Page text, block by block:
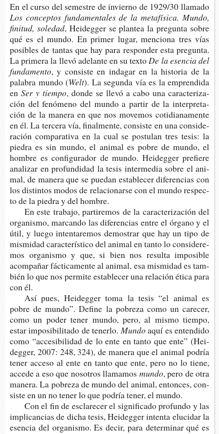
En el curso del semes­tre de invierno de 1929/30 llamado
Los con­cep­tos fun­da­men­ta­les de la meta­fí­si­ca. Mundo,
fini­tud, soledad, Hei­deg­ger se plan­tea la pre­gun­ta sobre
qué es el mundo. En pri­mer lugar, men­cio­na tres vías
posi­bles de tan­tas que hay para res­pon­der esta pre­gun­ta.
La pri­me­ra la llevó ade­lan­te en su textoDe la esen­cia del
fundamento, y con­sis­te en inda­gar en la his­to­ria de la
pala­bra mundo (Welt). La segun­da vía es la empren­di­da
en Ser y tiempo, donde se llevó a cabo una carac­te­ri­za­
ción del fenó­meno del mundo a par­tir de la inter­pre­ta­
ción de la mane­ra en que nos move­mos coti­dia­na­men­te
en él. La ter­ce­ra vía, final­men­te, con­sis­te en una con­si­de­
ra­ción com­pa­ra­ti­va en la cual se pos­tu­lan tres tesis: la
pie­dra es sin mundo, el ani­mal es pobre de mundo, el
hom­bre es con­fi­gu­ra­dor de mundo. Hei­deg­ger pre­fie­re
ana­li­zar en pro­fun­di­dad la tesis inter­me­dia sobre el ani­
mal, de mane­ra que se pue­dan esta­ble­cer dife­ren­cias con
los dis­tin­tos modos de rela­cio­nar­se con el mundo res­pec­
to de la pie­dra y del hombre.
En este tra­ba­jo, par­ti­re­mos de la carac­te­ri­za­ción del
orga­nis­mo, mar­can­do las dife­ren­cias entre el órgano y el
útil, y luego inten­ta­re­mos demos­trar que hay un tipo de
mis­mi­dad carac­te­rís­ti­co del ani­mal en tanto lo con­si­de­re­
mos orga­nis­mo y que, si bien nos resul­ta impo­si­ble
acom­pa­ñar fác­ti­ca­men­te al ani­mal, esa mis­mi­dad es tam­
bién lo que nos per­mi­te esta­ble­cer una rela­ción ética para
con él.
Así pues, Hei­deg­ger toma la tesis “el ani­mal es
pobre de mundo”. Defi­ne la pobre­za como un care­cer,
como un poder tener mundo, pero, al mismo tiem­po,
estar impo­si­bi­li­ta­do de tenerlo.Mundoaquí es enten­di­do
como “acce­si­bi­li­dad de lo ente en tanto que ente” (Hei­
deg­ger, 2007: 248, 324), de mane­ra que el ani­mal podría
tener acce­so al ente en tanto que ente, pero no lo tiene,
acce­de a eso que noso­tros llamamos mundo, pero de otra
mane­ra. La pobre­za de mundo del ani­mal, enton­ces, con­
sis­te en un no tener lo que podría tener, el mundo.
Con el fin de escla­re­cer el sig­ni­fi­ca­do pro­fun­do y las
impli­can­cias de dicha tesis, Hei­deg­ger inten­ta elu­ci­dar la
esen­cia del orga­nis­mo. Es decir, para deter­mi­nar qué es